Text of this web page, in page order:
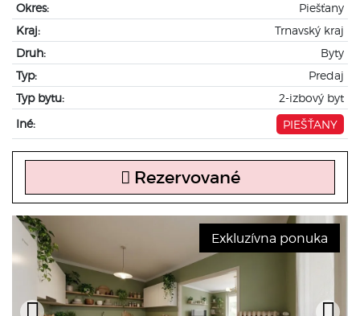
Okres:
Piešťany
Kraj:
Trnavský kraj
Druh:
Byty
Typ:
Predaj
Typ bytu:
2-izbový byt
Iné:
PIEŠŤANY
Rezervované
Exkluzívna ponuka